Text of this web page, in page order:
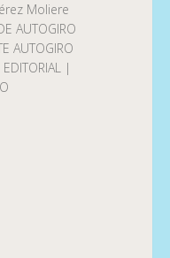
Moliere
AUTOGIRO
AUTOGIRO
|